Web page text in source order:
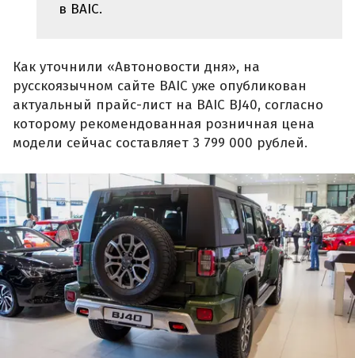
в BAIC.
Как уточнили «Автоновости дня», на
русскоязычном сайте BAIC уже опубликован
актуальный прайс-лист на BAIC BJ40, согласно
которому рекомендованная розничная цена
модели сейчас составляет 3 799 000 рублей.